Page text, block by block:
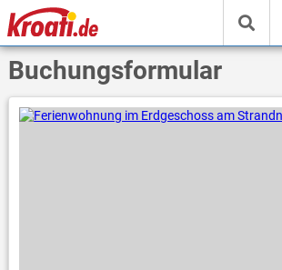
Buchungsformular